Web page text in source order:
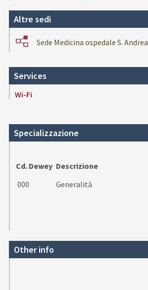
Specializzazione
Cd. Dewey Descrizione
000
Generalità
Other info
Altre sedi
Sede Medicina ospedale S. Andrea
Services
Wi-Fi